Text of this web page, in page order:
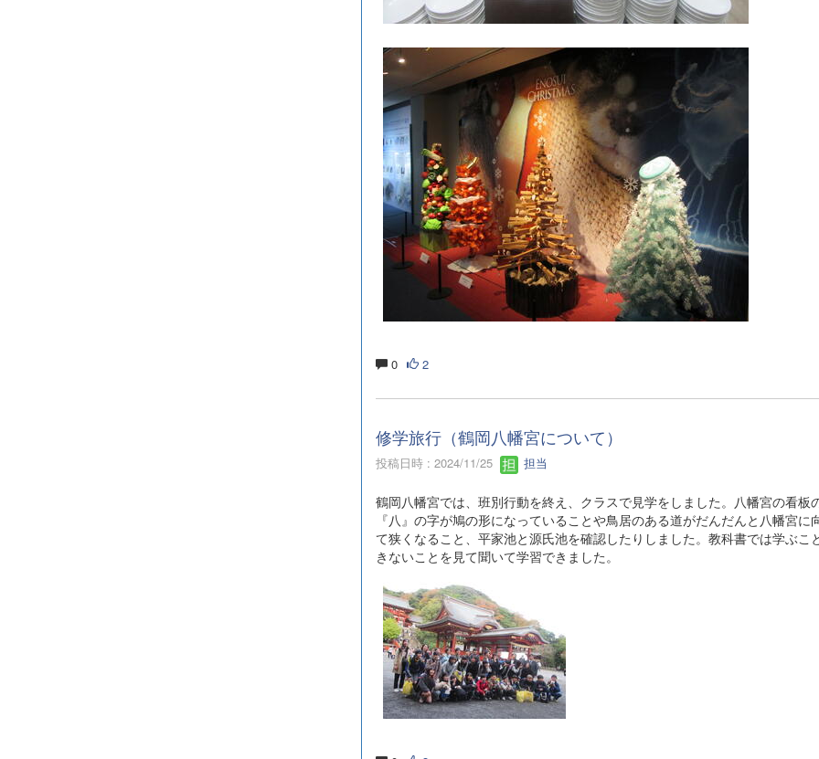
0 2
修学旅行（鶴岡八幡宮について）
投稿日時 : 2024/11/25 担当
鶴岡八幡宮では、班別行動を終え、クラスで見学をしました。八幡宮の看板
『八』の字が鳩の形になっていることや鳥居のある道がだんだんと八幡宮に
て狭くなること、平家池と源氏池を確認したりしました。教科書では学ぶこ
きないことを見て聞いて学習できました。